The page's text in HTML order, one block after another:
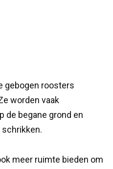
gebogen roosters
worden vaak
de begane grond en
meer ruimte bieden om